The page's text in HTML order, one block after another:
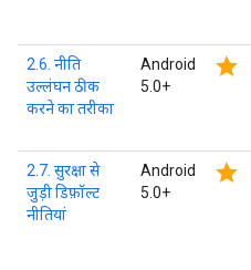
2.6. नीति
उल्लंघन ठीक
करने का तरीका
Android
5.0+
star
2.7. सुरक्षा से
जुड़ी डिफ़ॉल्ट
नीतियां
Android
5.0+
star